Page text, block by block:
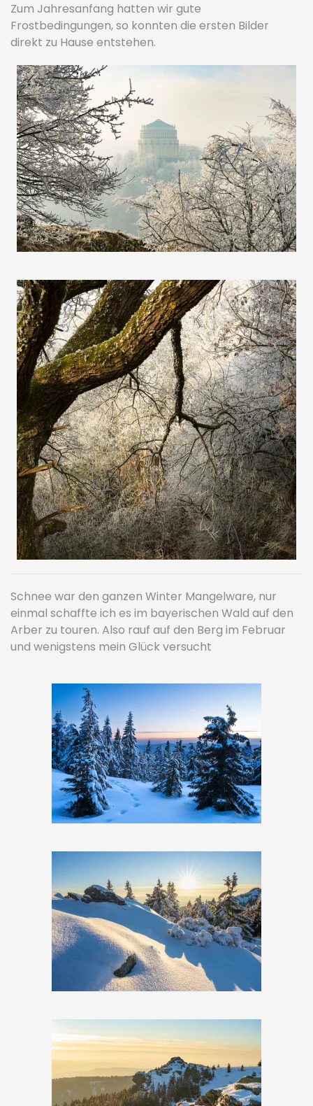
Zum Jahresanfang hatten wir gute
Frostbedingungen, so konnten die ersten Bilder
direkt zu Hause entstehen.
Schnee war den ganzen Winter Mangelware, nur
einmal schaffte ich es im bayerischen Wald auf den
Arber zu touren. Also rauf auf den Berg im Februar
und wenigstens mein Glück versucht